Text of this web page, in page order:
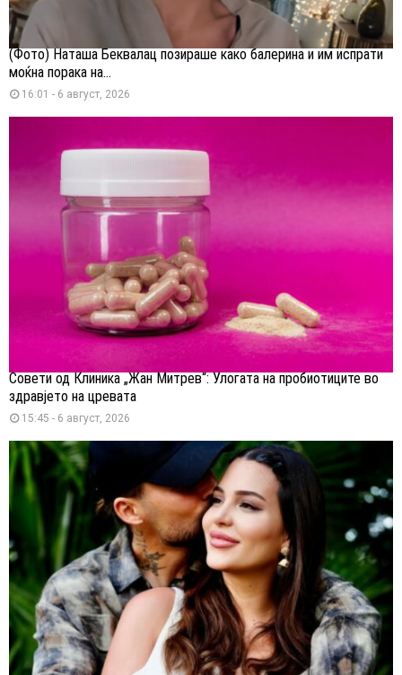
(Фото) Наташа Беквалац позираше како балерина и им испрати
моќна порака на...
16:01 - 6 август, 2026
Совети од Клиника „Жан Митрев“: Улогата на пробиотиците во
здравјето на цревата
15:45 - 6 август, 2026